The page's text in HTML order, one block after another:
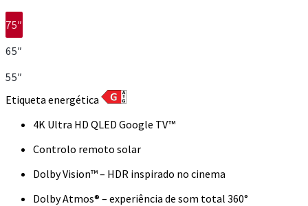
75″
65″
55″
Etiqueta energética
4K Ultra HD QLED Google TV™
Controlo remoto solar
Dolby Vision™ – HDR inspirado no cinema
Dolby Atmos® – experiência de som total 360°